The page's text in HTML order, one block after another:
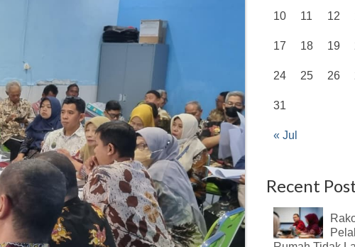
« Jul
10 11 12
17 18 19
24 25 26
31
Recent